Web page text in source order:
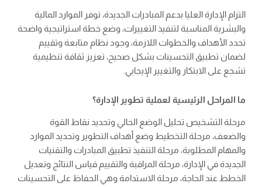
التزام الإدارة العليا بدعم المبادرات الجديدة، توفر الموارد المالية
والبشرية المناسبة لتنفيذ التغييرات، وضع خطة استراتيجية واضحة
تحدد الأهداف والخطوات اللازمة، وجود نظام متابعة وتقييم
لضمان تطبيق التحسينات بشكل صحيح، تعزيز ثقافة تنظيمية
تشجع على الابتكار والتغيير الإيجابي.
ما المراحل الرئيسية لعملية تطوير الإدارة؟
مرحلة التشخيص تحليل الوضع الحالي وتحديد نقاط القوة
والضعف، مرحلة التخطيط وضع أهداف التطوير وتحديد الموارد
والمهام المطلوبة، مرحلة التنفيذ تطبيق المبادرات والتقنيات
الجديدة في الإدارة، مرحلة المراقبة والتقييم قياس النتائج وتعديل
الخطط عند الحاجة، مرحلة الاستدامة وهي الحفاظ على التحسينات